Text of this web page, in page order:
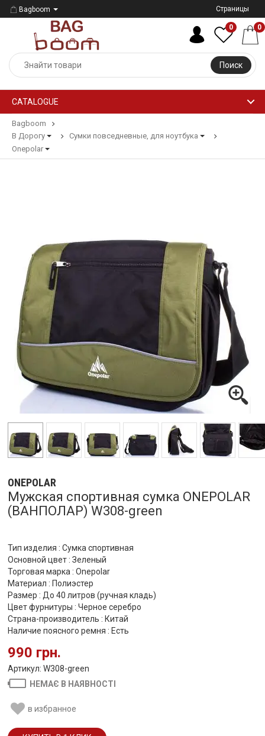
Bagboom Страницы
Поиск
0 0
CATALOGUE
Bagboom
В Дорогу
Сумки повседневные, для ноутбука
Onepolar
ONEPOLAR
Мужская спортивная сумка ONEPOLAR
(ВАНПОЛАР) W308-green
Тип изделия : Сумка спортивная
Основной цвет : Зеленый
Торговая марка : Onepolar
Материал : Полиэстер
Размер : До 40 литров (ручная кладь)
Цвет фурнитуры : Черное серебро
Страна-производитель : Китай
Наличие поясного ремня : Есть
990 грн.
Артикул: W308-green
НЕМАЄ В НАЯВНОСТІ
в избранное